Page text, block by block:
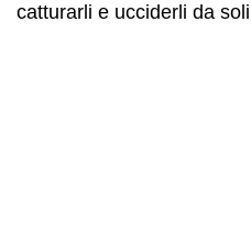
catturarli e ucciderli da